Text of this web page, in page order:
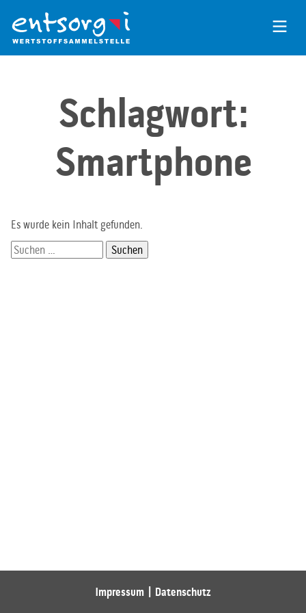
Inhalt
der
Seite
Schlagwort:
Smartphone
Es wurde kein Inhalt gefunden.
Suchen
nach:
Impressum Datenschutz